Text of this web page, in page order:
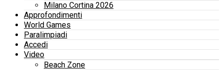
Milano Cortina 2026
Approfondimenti
World Games
Paralimpiadi
Accedi
Video
Beach Zone